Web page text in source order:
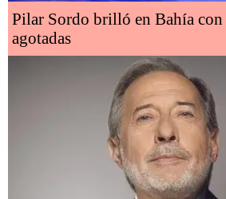
Pilar Sordo brilló en Bahía
agotadas